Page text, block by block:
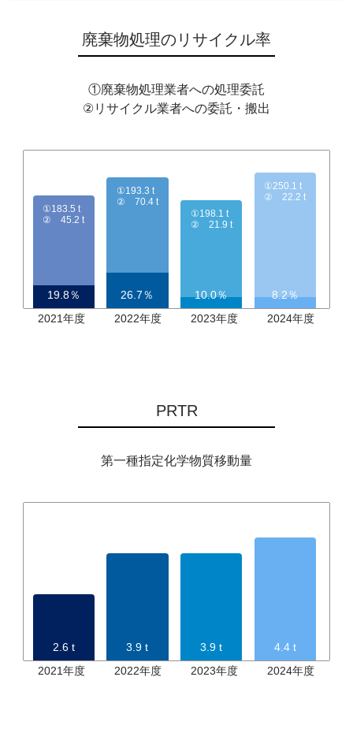
廃棄物処理のリサイクル率
①廃棄物処理業者への処理委託
②リサイクル業者への委託・搬出
19.8％
①183.5 t
② 45.2 t
26.7％
①193.3 t
② 70.4 t
10.0％
①198.1 t
② 21.9 t
8.2％
①250.1 t
② 22.2 t
2021年度 2022年度 2023年度 2024年度
PRTR
第一種指定化学物質移動量
2.6 t 3.9 t 3.9 t
4.4 t
2021年度
2022年度 2023年度 2024年度